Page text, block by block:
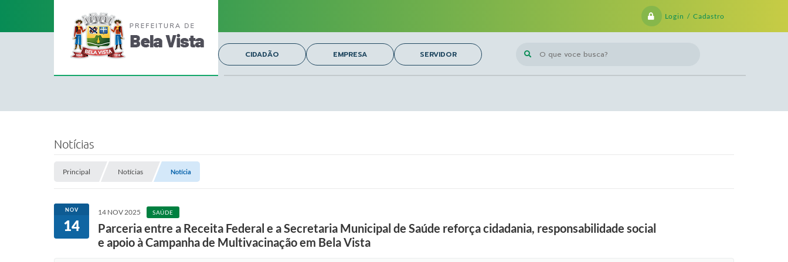
Login / Cadastro
O que voce busca?
CIDADÃO EMPRESA SERVIDOR
Notícias
Principal Notícias Notícia
NOV
14
14 NOV 2025 SAÚDE
Parceria entre a Receita Federal e a Secretaria Municipal de Saúde reforça cidadania, responsabilidade social
e apoio à Campanha de Multivacinação em Bela Vista
e
a
r
a
t